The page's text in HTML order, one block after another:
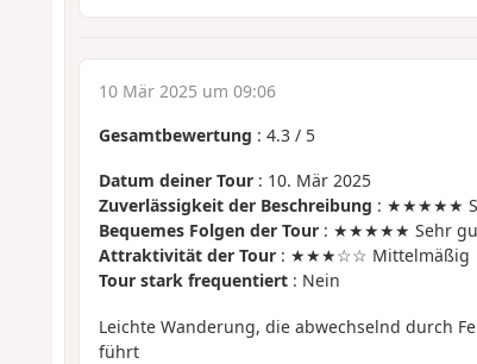
10 Mär 2025 um 09:06
Gesamtbewertung : 4.3/ 5
Datum deiner Tour: 10. Mär 2025
Zuverlässigkeit der Beschreibung : ★★★★★
Bequemes Folgen der Tour: ★★★★★ Sehr
Attraktivität der Tour: ★★★☆☆ Mittelmäßig
Tour stark frequentiert: Nein
Leichte Wanderung, die abwechselnd durch
führt